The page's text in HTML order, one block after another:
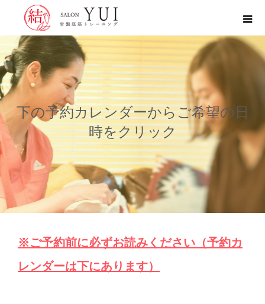
下の予約カレンダーからご希望の日
時をクリック
※ご予約前に必ずお読みください（予約カ
レンダーは下にあります）